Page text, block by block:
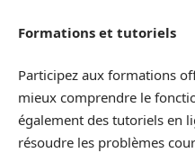
Formations et tutoriels
Participez aux formations
mieux comprendre le
également des tutoriels en
résoudre les problèmes